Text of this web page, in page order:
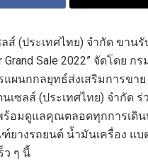
ส์ (ประเทศไทย) จํากัด ขาน
Grand Sale 2022” จัดโดย กร
แผนกกลยุทธ์ส่งเสริมการขาย
เซลส์ (ประเทศไทย) จํากัด ร่
ร้อมดูแลคุณตลอดทุกการเดิน
างรถยนต์ น้ำมันเครื่อง แบ
ว ๆ นี้